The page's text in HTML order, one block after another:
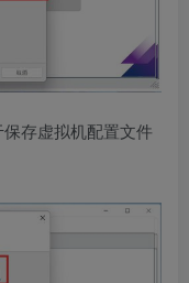
存虚拟机配置文件